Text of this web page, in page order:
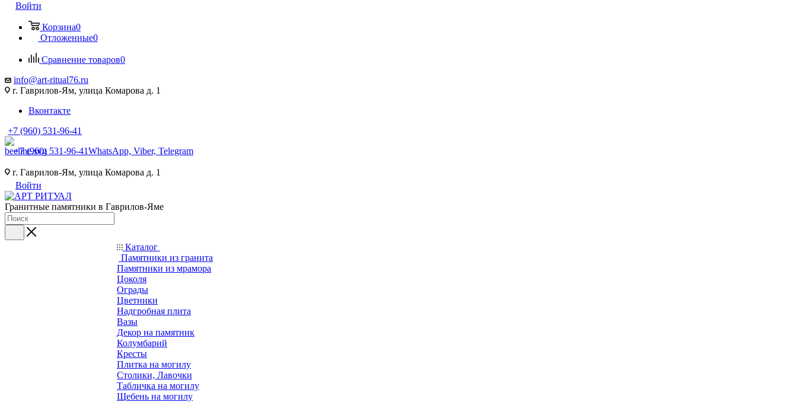
Войти
Корзина0
Отложенные0
Сравнение товаров0
info@art-ritual76.ru
г. Гаврилов-Ям, улица Комарова д. 1
Вконтакте
+7 (960) 531-96-41
+7 (960) 531-96-41WhatsApp, Viber, Telegram
г. Гаврилов-Ям, улица Комарова д. 1
Войти
Гранитные памятники в Гаврилов-Яме
Каталог
Памятники из гранита
Памятники из мрамора
Цоколя
Ограды
Цветники
Надгробная плита
Вазы
Декор на памятник
Колумбарий
Кресты
Плитка на могилу
Столики, Лавочки
Табличка на могилу
Щебень на могилу